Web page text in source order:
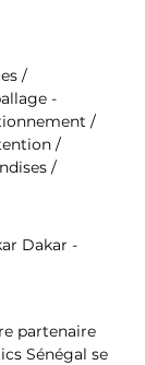
/
-
/
/
/
Dakar -
partenaire
Sénégal se